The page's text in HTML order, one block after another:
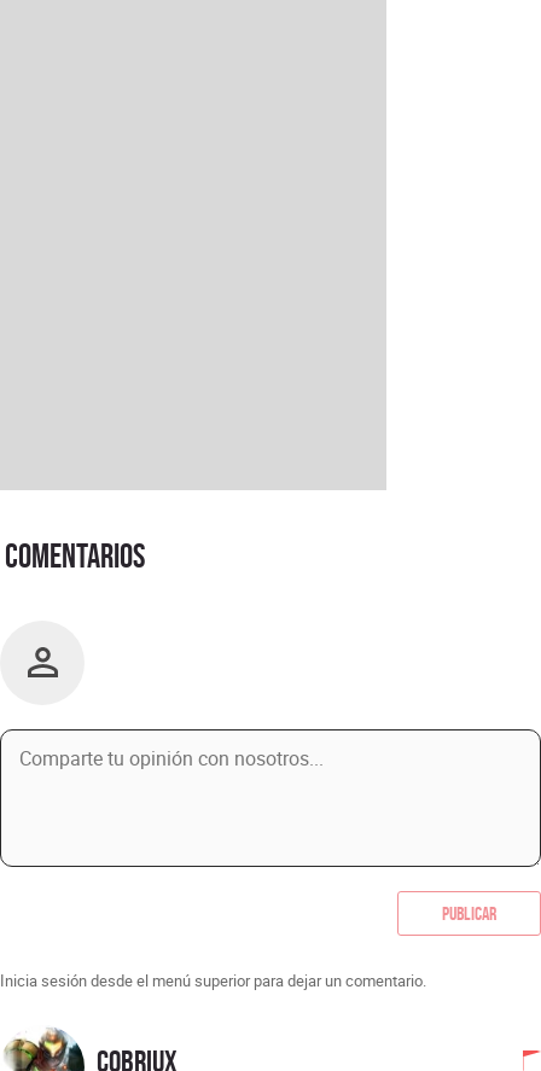
Comentarios
Publicar
Inicia sesión desde el menú superior para dejar un comentario.
Cobriux